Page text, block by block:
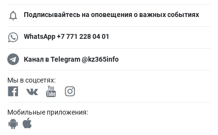
Подписывайтесь на оповещения о важных событиях
WhatsApp +7 771 228 04 01
Канал в Telegram @kz365info
Мы в соцсетях:
Мобильные приложения: